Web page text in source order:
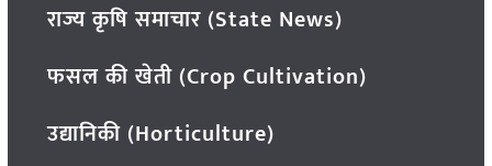
राज्य कृषि समाचार (State News)
फसल की खेती (Crop Cultivation)
उद्यानिकी (Horticulture)